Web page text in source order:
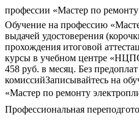
профессии «Мастер по
Обучение на профессию
выдачей удостоверения
прохождения итоговой
курсы в учебном центре
458 руб. в месяц. Без
комиссийЗаписывайтесь на
«Мастер по ремонту
Профессиональная